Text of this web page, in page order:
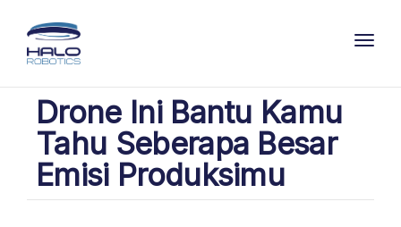
Drone Ini Bantu Kamu
Tahu Seberapa Besar
Emisi Produksimu